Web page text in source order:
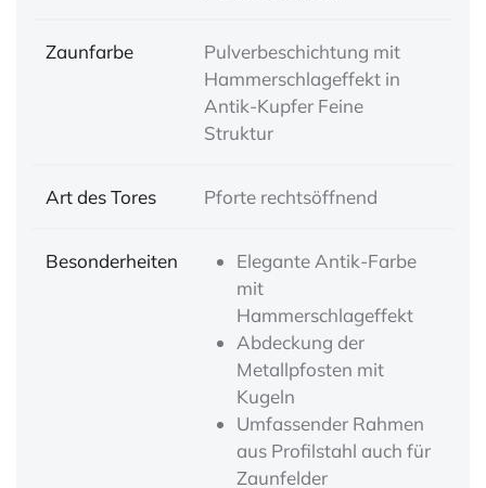
Zaunfarbe
Pulverbeschichtung mit
Hammerschlageffekt in
Antik-Kupfer Feine
Struktur
Art des Tores Pforte rechtsöffnend
Besonderheiten
Elegante Antik-Farbe
mit
Hammerschlageffekt
Abdeckung der
Metallpfosten mit
Kugeln
Umfassender Rahmen
aus Profilstahl auch für
Zaunfelder